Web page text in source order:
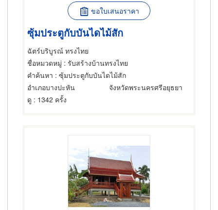
ขอใบเสนอราคา
ซุ้มประตูกับบันไดไม้สัก
ฉัตร์บริบูรณ์ ทรงไทย
ชื่อหมวดหมู่ : รับสร้างบ้านทรงไทย
คำค้นหา : ซุ้มประตูกับบันไดไม้สัก
อำเภอบางปะหัน
จังหวัดพระนครศรีอยุธยา
ดู : 1342 ครั้ง